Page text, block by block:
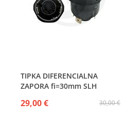
TIPKA DIFERENCIALNA
ZAPORA fi=30mm SLH
30,00 €
29,00 €